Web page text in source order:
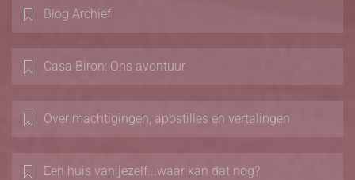
Blog Archief
Casa Biron: Ons avontuur
Over machtigingen, apostilles en vertalingen
Een huis van jezelf...waar kan dat nog?